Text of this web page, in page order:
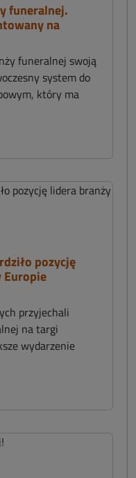
funeralnej.
na
funeralnej swoją
system do
który ma
pozycję
przyjechali
na targi
wydarzenie